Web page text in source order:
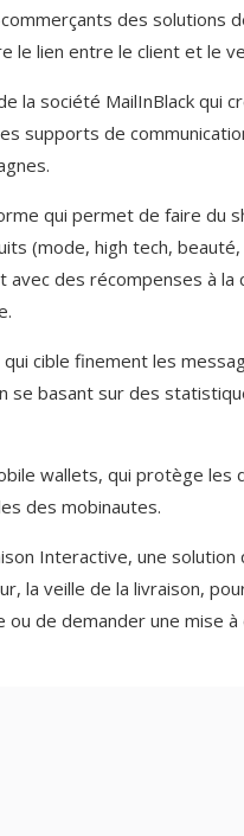
des solutions
le lien entre le client et le
la société MailInBlack qui
supports de
qui permet de faire du
(mode, high tech,
des récompenses à la
cible finement les
se basant sur des
wallets, qui protège les
des mobinautes.
Interactive, une solution
la veille de la livraison,
de demander une mise à